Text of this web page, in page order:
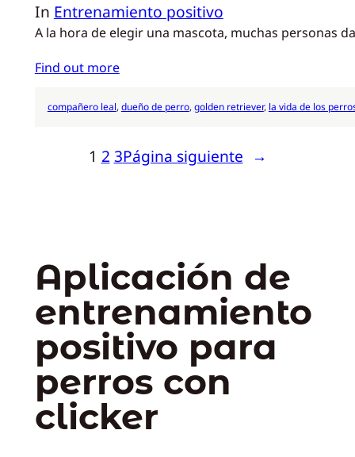
In Entrenamiento positivo
A la hora de elegir una mascota, muchas personas
Find out more
compañero leal, dueño de perro, golden retriever, la vida de los
1 2 3Página siguiente →
Aplicación de
entrenamiento
positivo para
perros con
clicker